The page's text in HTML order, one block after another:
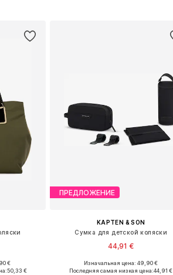
Size
€
50,33 €
ПРЕДЛОЖЕНИЕ
KAPTEN & SON
Сумка для детской коляски
44,91 €
Доступные размеры: One Size
Изначальная цена: 49,90 €
Последняя самая низкая цена:44,91 €